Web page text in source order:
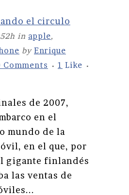
el circulo
in apple,
by Enrique
Comments 1 Like
de 2007,
en el
mundo de la
en el que, por
gigante finlandés
las ventas de